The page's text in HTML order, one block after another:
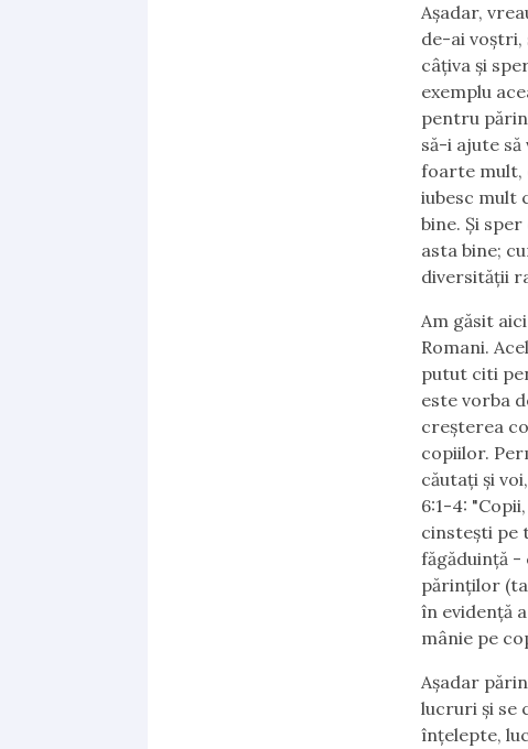
Așadar,
de-ai voștri,
câțiva și
exemplu
pentru
să-i ajute să
foarte mult,
iubesc mult
bine. Și
asta bine;
diversității
Am găsit
Romani.
putut citi
este vorba
creșterea
copiilor.
căutați și
6:1-4:
cinstești pe
făgăduință -
părinților
în evidență
mânie pe
Așadar
lucruri și se
înțelepte,